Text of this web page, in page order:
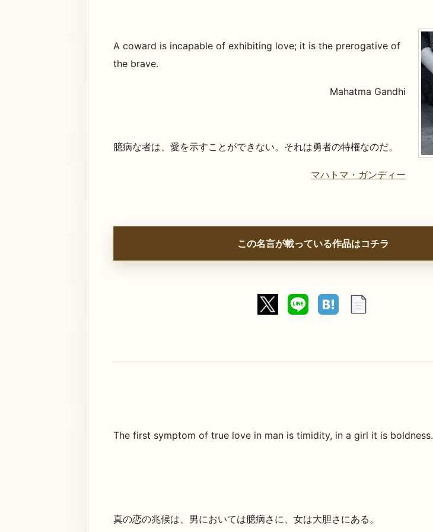
A coward is incapable of exhibiting love; it is the prerogative of
the brave.
Mahatma Gandhi
臆病な者は、愛を示すことができない。それは勇者の特権なのだ。
マハトマ・ガンディー
この名言が載っている作品はコチラ
The first symptom of true love in man is timidity, in a girl it is boldness.
真の恋の兆候は、男においては臆病さに、女は大胆さにある。